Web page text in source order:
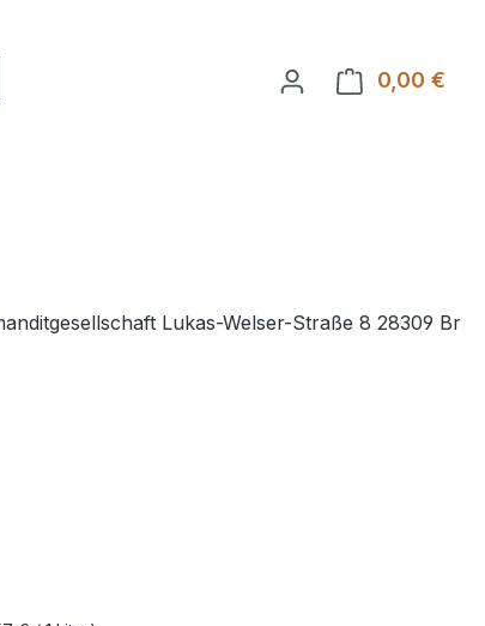
0,00 €
Lukas-Welser-Straße 8 28309 Br